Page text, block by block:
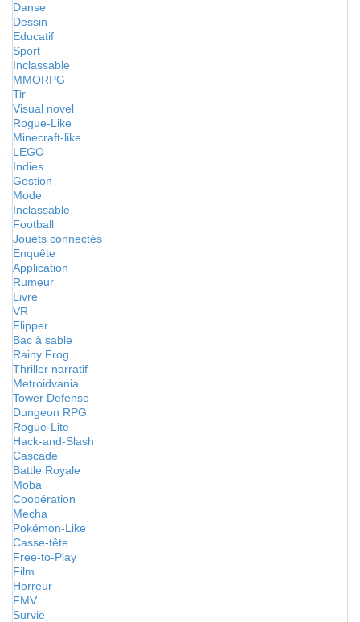
Danse
Dessin
Educatif
Sport
Inclassable
MMORPG
Tir
Visual novel
Rogue-Like
Minecraft-like
LEGO
Indies
Gestion
Mode
Inclassable
Football
Jouets connectés
Enquête
Application
Rumeur
Livre
VR
Flipper
Bac à sable
Rainy Frog
Thriller narratif
Metroidvania
Tower Defense
Dungeon RPG
Rogue-Lite
Hack-and-Slash
Cascade
Battle Royale
Moba
Coopération
Mecha
Pokémon-Like
Casse-tête
Free-to-Play
Film
Horreur
FMV
Survie